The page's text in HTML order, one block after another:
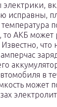
электрики,
исправны,
то АКБ может
что
в
может